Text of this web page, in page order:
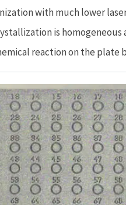
with much lower
is homogeneous
reaction on the plate